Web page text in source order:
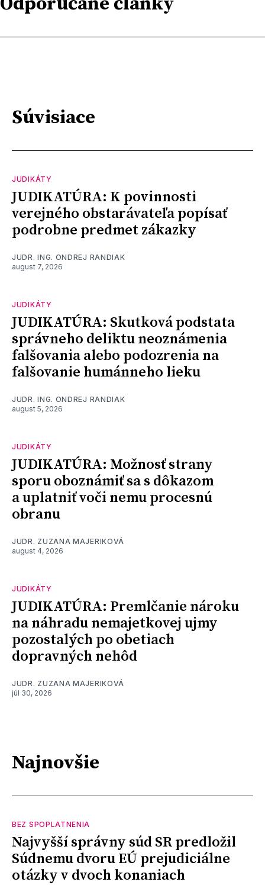
Súvisiace
JUDIKÁTY
JUDIKATÚRA: K povinnosti
verejného obstarávateľa popísať
podrobne predmet zákazky
JUDR. ING. ONDREJ RANDIAK
august 7, 2026
JUDIKÁTY
JUDIKATÚRA: Skutková podstata
správneho deliktu neoznámenia
falšovania alebo podozrenia na
falšovanie humánneho lieku
JUDR. ING. ONDREJ RANDIAK
august 5, 2026
JUDIKÁTY
JUDIKATÚRA: Možnosť strany
sporu oboznámiť sa s dôkazom
a uplatniť voči nemu procesnú
obranu
JUDR. ZUZANA MAJERIKOVÁ
august 4, 2026
JUDIKÁTY
JUDIKATÚRA: Premlčanie nároku
na náhradu nemajetkovej ujmy
pozostalých po obetiach
dopravných nehôd
JUDR. ZUZANA MAJERIKOVÁ
júl 30, 2026
Najnovšie
BEZ SPOPLATNENIA
Najvyšší správny súd SR predložil
Súdnemu dvoru EÚ prejudiciálne
otázky v dvoch konaniach